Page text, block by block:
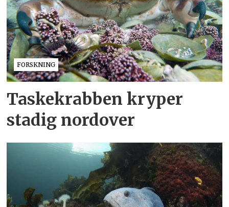
FORSKNING
Taskekrabben kryper
stadig nordover